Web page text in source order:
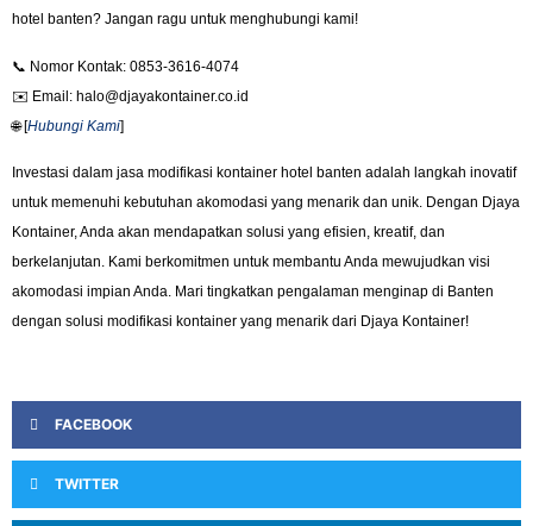
hotel banten? Jangan ragu untuk menghubungi kami!
📞 Nomor Kontak: 0853-3616-4074
✉️ Email: halo@djayakontainer.co.id
🌐 [Hubungi Kami]
Investasi dalam jasa modifikasi kontainer hotel banten adalah langkah inovatif
untuk memenuhi kebutuhan akomodasi yang menarik dan unik. Dengan Djaya
Kontainer, Anda akan mendapatkan solusi yang efisien, kreatif, dan
berkelanjutan. Kami berkomitmen untuk membantu Anda mewujudkan visi
akomodasi impian Anda. Mari tingkatkan pengalaman menginap di Banten
dengan solusi modifikasi kontainer yang menarik dari Djaya Kontainer!
FACEBOOK
TWITTER